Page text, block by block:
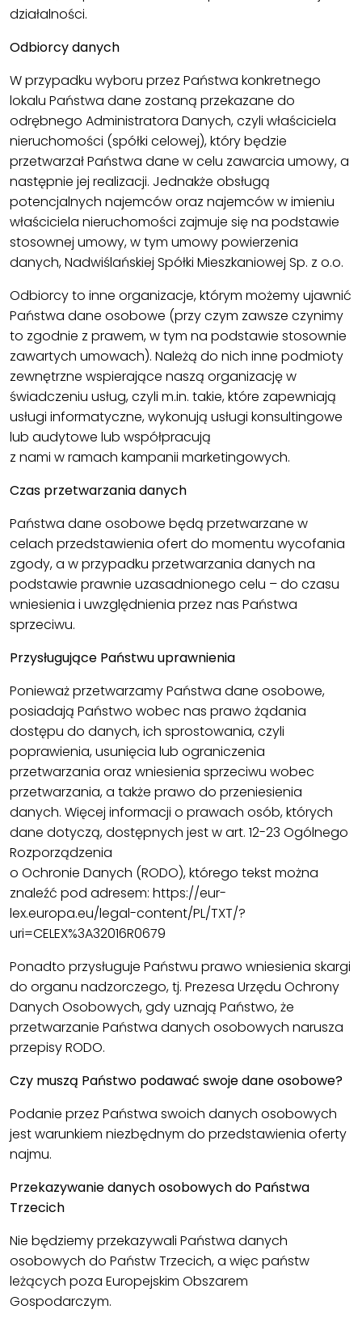
działalności.
Odbiorcy danych
W przypadku wyboru przez Państwa konkretnego
lokalu Państwa dane zostaną przekazane do
odrębnego Administratora Danych, czyli właściciela
nieruchomości (spółki celowej), który będzie
przetwarzał Państwa dane w celu zawarcia umowy, a
następnie jej realizacji. Jednakże obsługą
potencjalnych najemców oraz najemców w imieniu
właściciela nieruchomości zajmuje się na podstawie
stosownej umowy, w tym umowy powierzenia
danych, Nadwiślańskiej Spółki Mieszkaniowej Sp. z o.o.
Odbiorcy to inne organizacje, którym możemy ujawnić
Państwa dane osobowe (przy czym zawsze czynimy
to zgodnie z prawem, w tym na podstawie stosownie
zawartych umowach). Należą do nich inne podmioty
zewnętrzne wspierające naszą organizację w
świadczeniu usług, czyli m.in. takie, które zapewniają
usługi informatyczne, wykonują usługi konsultingowe
lub audytowe lub współpracują
z nami w ramach kampanii marketingowych.
Czas przetwarzania danych
Państwa dane osobowe będą przetwarzane w
celach przedstawienia ofert do momentu wycofania
zgody, a w przypadku przetwarzania danych na
podstawie prawnie uzasadnionego celu – do czasu
wniesienia i uwzględnienia przez nas Państwa
sprzeciwu.
Przysługujące Państwu uprawnienia
Ponieważ przetwarzamy Państwa dane osobowe,
posiadają Państwo wobec nas prawo żądania
dostępu do danych, ich sprostowania, czyli
poprawienia, usunięcia lub ograniczenia
przetwarzania oraz wniesienia sprzeciwu wobec
przetwarzania, a także prawo do przeniesienia
danych. Więcej informacji o prawach osób, których
dane dotyczą, dostępnych jest w art. 12-23 Ogólnego
Rozporządzenia
o Ochronie Danych (RODO), którego tekst można
znaleźć pod adresem: https://eur-
lex.europa.eu/legal-content/PL/TXT/?
uri=CELEX%3A32016R0679
Ponadto przysługuje Państwu prawo wniesienia skargi
do organu nadzorczego, tj. Prezesa Urzędu Ochrony
Danych Osobowych, gdy uznają Państwo, że
przetwarzanie Państwa danych osobowych narusza
przepisy RODO.
Czy muszą Państwo podawać swoje dane osobowe?
Podanie przez Państwa swoich danych osobowych
jest warunkiem niezbędnym do przedstawienia oferty
najmu.
Przekazywanie danych osobowych do Państwa
Trzecich
Nie będziemy przekazywali Państwa danych
osobowych do Państw Trzecich, a więc państw
leżących poza Europejskim Obszarem
Gospodarczym.